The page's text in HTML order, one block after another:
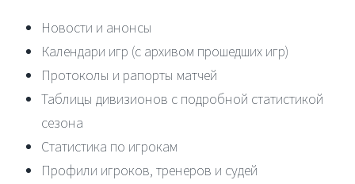
Новости и анонсы
Календари игр (с архивом прошедших игр)
Протоколы и рапорты матчей
Таблицы дивизионов с подробной статистикой
сезона
Статистика по игрокам
Профили игроков, тренеров и судей